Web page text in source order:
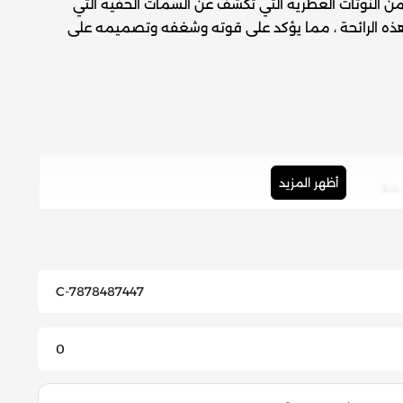
النوتات العطرية التي تكشف عن السمات الخفية التي
الرائحة ، مما يؤكد على قوته وشغفه وتصميمه على
الهيل، البرتقال الأحمر، المريمية، إبرة الراعي، اللافندين،
أظهر المزيد
C-7878487447
0